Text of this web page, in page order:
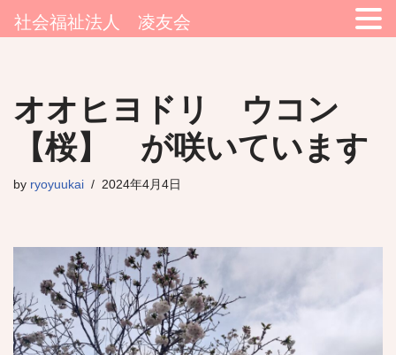
ン
テ
へ
オオヒヨドリ ウコン
【桜】 が咲いています
by ryoyuukai 2024年4月4日
社会福祉法人 凌友会